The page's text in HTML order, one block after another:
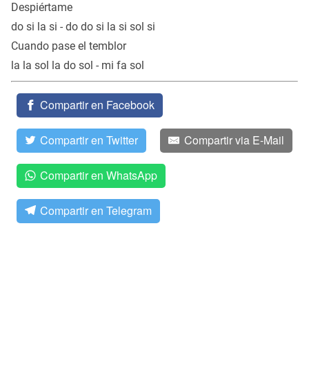
Despiértame
do si la si - do do si la si sol si
Cuando pase el temblor
la la sol la do sol - mi fa sol
Compartir en Facebook
Compartir en Twitter Compartir via E-Mail
Compartir en WhatsApp
Compartir en Telegram